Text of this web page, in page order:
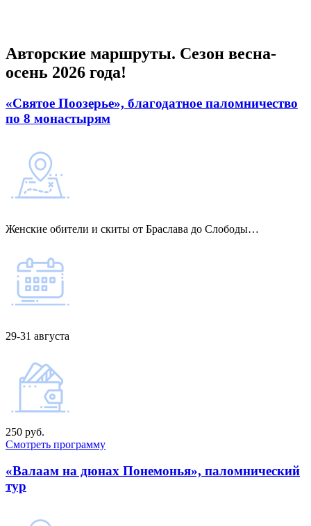
Авторские маршруты. Сезон весна-
осень 2026 года!
«Святое Поозерье», благодатное паломничество
по 8 монастырям
Женские обители и скиты от Браслава до Слободы…
29-31 августа
250 руб.
Смотреть программу
«Валаам на дюнах Понемонья», паломнический
тур